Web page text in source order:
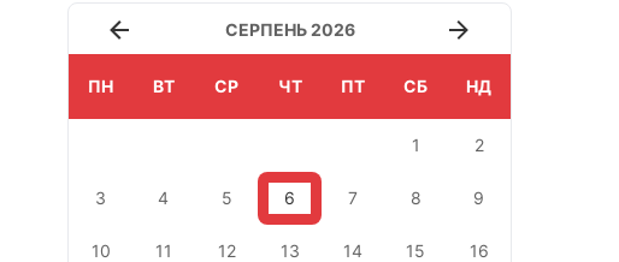
СЕРПЕНЬ 2026
ПН ВТ СР ЧТ ПТ СБ НД
1 2
3 4 5 6 7 8 9
10 11 12 13 14 15 16